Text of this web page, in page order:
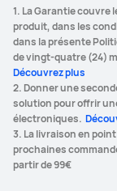
1. La Garantie
produit, dans les
dans la présente
Découvrez plus
2. Donner une
solution pour offrir
électroniques.
3. La livraison en
prochaines
partir de 99€